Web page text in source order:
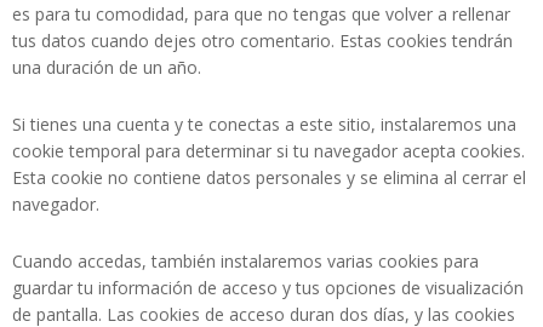
es para tu comodidad, para que no tengas que volver a rellenar
tus datos cuando dejes otro comentario. Estas cookies tendrán
una duración de un año.
Si tienes una cuenta y te conectas a este sitio, instalaremos una
cookie temporal para determinar si tu navegador acepta cookies.
Esta cookie no contiene datos personales y se elimina al cerrar el
navegador.
Cuando accedas, también instalaremos varias cookies para
guardar tu información de acceso y tus opciones de visualización
de pantalla. Las cookies de acceso duran dos días, y las cookies